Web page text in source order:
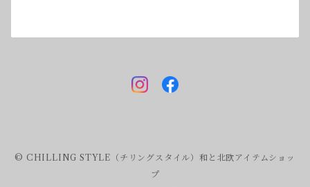
© CHILLING STYLE（チリングスタイル）和と北欧アイテムショッ
プ